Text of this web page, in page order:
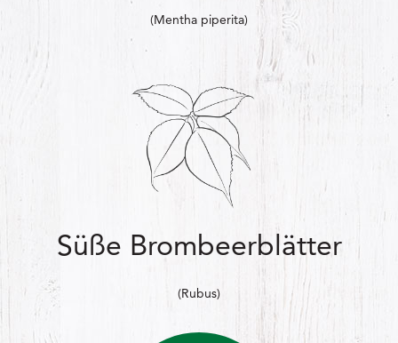
(Mentha piperita)
Süße Brombeerblätter
(Rubus)